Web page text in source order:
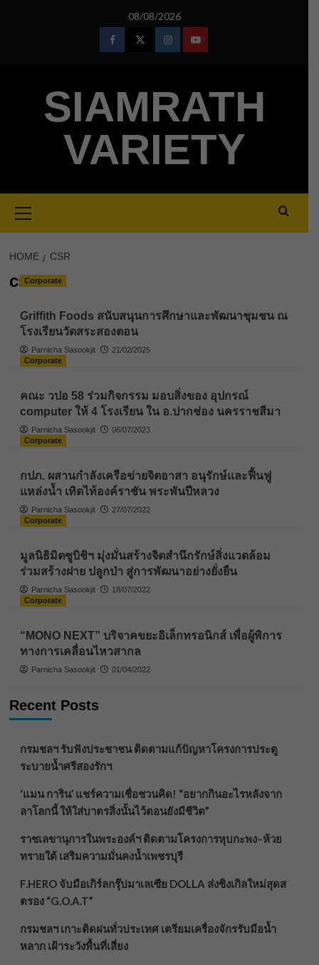
08/08/2026
FacebookTwitterInstagramYoutube
SIAMRATH
VARIETY
Menu
HOME CSR
csrCorporate
Griffith Foods สนับสนุนการศึกษาและพัฒนาชุมชน ณ
โรงเรียนวัดสระสองตอน
Parnicha Sasookjit
21/02/2025
Corporate
คณะ วปอ 58 ร่วมกิจกรรม มอบสิ่งของ อุปกรณ์
computer ให้ 4 โรงเรียน ใน อ.ปากช่อง นครราชสีมา
Parnicha Sasookjit
06/07/2023
Corporate
กปภ. ผสานกำลังเครือข่ายจิตอาสา อนุรักษ์และฟื้นฟู
แหล่งน้ำ เทิดไท้องค์ราชัน พระพันปีหลวง
Parnicha Sasookjit
27/07/2022
Corporate
มูลนิธิมิตซูบิชิฯ มุ่งมั่นสร้างจิตสำนึกรักษ์สิ่งแวดล้อม
ร่วมสร้างฝาย ปลูกป่า สู่การพัฒนาอย่างยั่งยืน
Parnicha Sasookjit
18/07/2022
Corporate
“MONO NEXT” บริจาคขยะอิเล็กทรอนิกส์ เพื่อผู้พิการ
ทางการเคลื่อนไหวสากล
Parnicha Sasookjit 01/04/2022
Recent Posts
กรมชลฯ รับฟังประชาชน ติดตามแก้ปัญหาโครงการประตู
ระบายน้ำศรีสองรักฯ
‘แมน การิน’ แชร์ความเชื่อชวนคิด! “อยากกินอะไรหลังจาก
ลาโลกนี้ ให้ใส่บาตรสิ่งนั้นไว้ตอนยังมีชีวิต”
ราชเลขานุการในพระองค์ฯ ติดตามโครงการหุบกะพง–ห้วย
ทรายใต้ เสริมความมั่นคงน้ำเพชรบุรี
F.HERO จับมือเกิร์ลกรุ๊ปมาเลเซีย DOLLA ส่งซิงเกิลใหม่สุดส
ตรอง “G.O.A.T”
กรมชลฯ เกาะติดฝนทั่วประเทศ เตรียมเครื่องจักรรับมือน้ำ
หลาก เฝ้าระวังพื้นที่เสี่ยง